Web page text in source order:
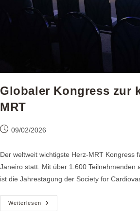
Globaler Kongress zur
MRT
Beitrag09/02/2026
Der weltweit wichtigste Herz-MRT Kongress
Janeiro statt. Mit über 1.600 Teilnehmenden
ist die Jahrestagung der Society for
Weiterlesen
Globaler
Kongress